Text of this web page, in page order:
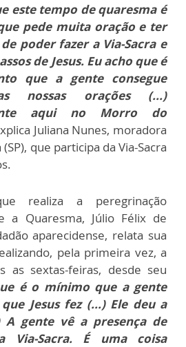
este tempo de quaresma é
pede muita oração e ter
poder fazer a Via-Sacra e
de Jesus. Eu acho que é
que a gente consegue
nossas orações (...)
aqui no Morro do
Juliana Nunes, moradora
que participa da Via-Sacra
realiza a peregrinação
a Quaresma, Júlio Félix de
aparecidense, relata sua
pela primeira vez, a
as sextas-feiras, desde seu
é o mínimo que a gente
Jesus fez (...) Ele deu a
gente vê a presença de
Via-Sacra. É uma coisa